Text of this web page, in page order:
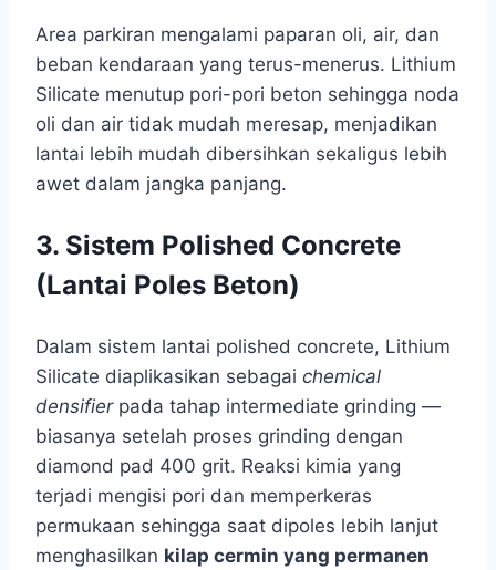
Area parkiran mengalami paparan oli, air, dan
beban kendaraan yang terus-menerus. Lithium
Silicate menutup pori-pori beton sehingga noda
oli dan air tidak mudah meresap, menjadikan
lantai lebih mudah dibersihkan sekaligus lebih
awet dalam jangka panjang.
3. Sistem Polished Concrete
(Lantai Poles Beton)
Dalam sistem lantai polished concrete, Lithium
Silicate diaplikasikan sebagai chemical
densifierpada tahap intermediate grinding —
biasanya setelah proses grinding dengan
diamond pad 400 grit. Reaksi kimia yang
terjadi mengisi pori dan memperkeras
permukaan sehingga saat dipoles lebih lanjut
menghasilkan kilap cermin yang permanen